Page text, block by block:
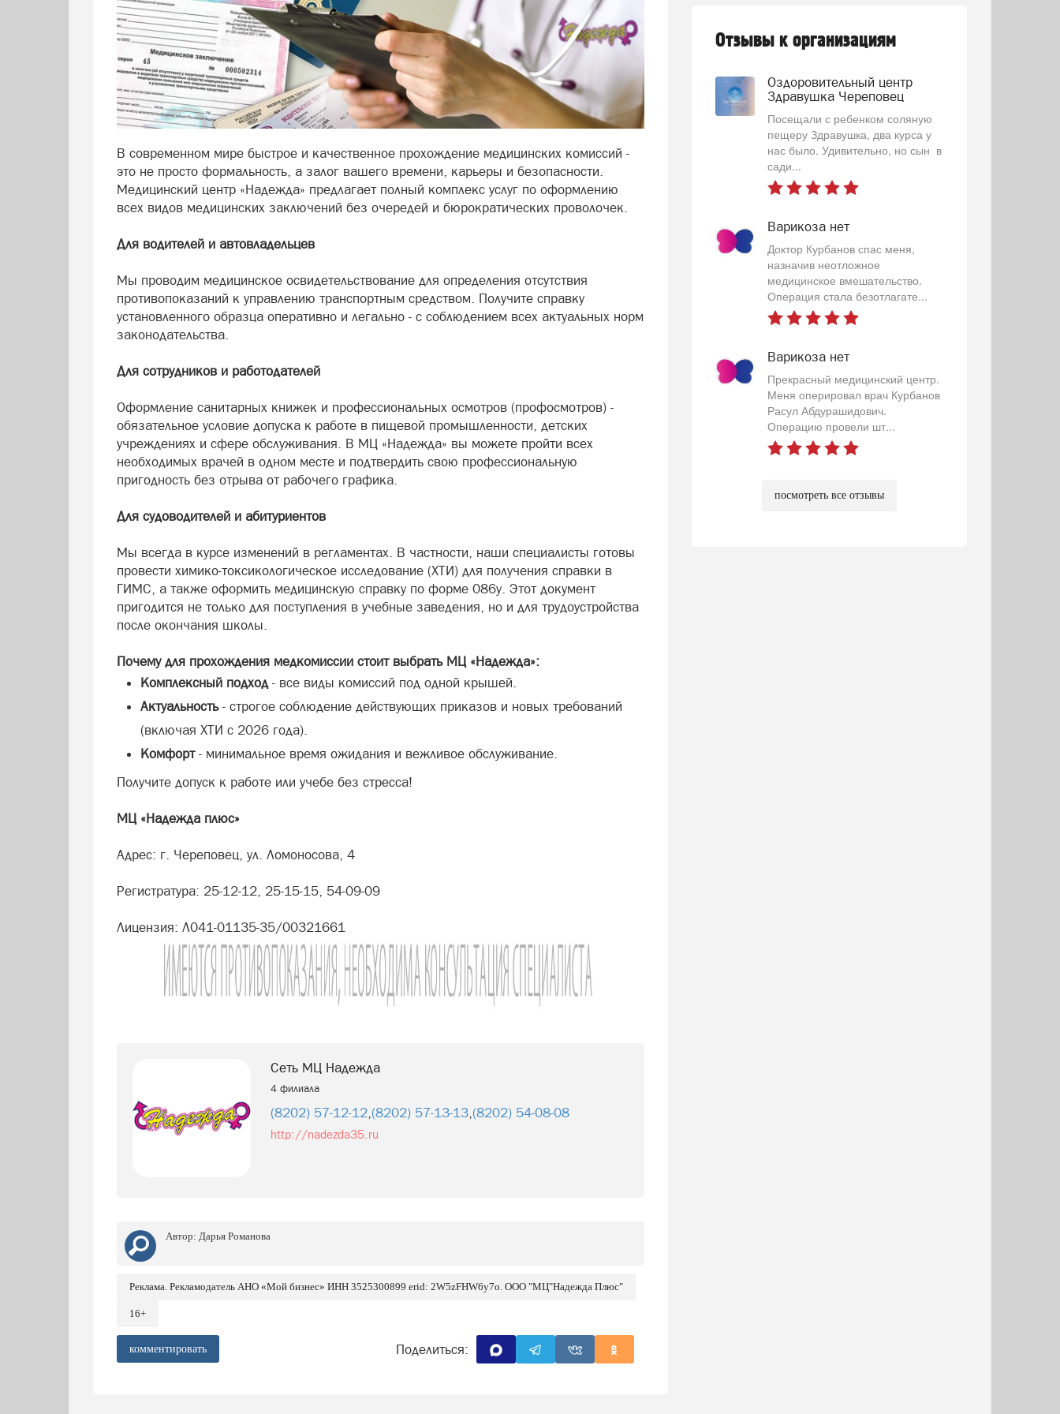
В современном мире быстрое и качественное прохождение медицинских комиссий -
это не просто формальность, а залог вашего времени, карьеры и безопасности.
Медицинский центр «Надежда» предлагает полный комплекс услуг по оформлению
всех видов медицинских заключений без очередей и бюрократических проволочек.
Для водителей и автовладельцев
Мы проводим медицинское освидетельствование для определения отсутствия
противопоказаний к управлению транспортным средством. Получите справку
установленного образца оперативно и легально - с соблюдением всех актуальных норм
законодательства.
Для сотрудников и работодателей
Оформление санитарных книжек и профессиональных осмотров (профосмотров) -
обязательное условие допуска к работе в пищевой промышленности, детских
учреждениях и сфере обслуживания. В МЦ «Надежда» вы можете пройти всех
необходимых врачей в одном месте и подтвердить свою профессиональную
пригодность без отрыва от рабочего графика.
Для судоводителей и абитуриентов
Мы всегда в курсе изменений в регламентах. В частности, наши специалисты готовы
провести химико-токсикологическое исследование (ХТИ) для получения справки в
ГИМС, а также оформить медицинскую справку по форме 086у. Этот документ
пригодится не только для поступления в учебные заведения, но и для трудоустройства
после окончания школы.
Почему для прохождения медкомиссии стоит выбрать МЦ «Надежда»:
Комплексный подход- все виды комиссий под одной крышей.
Актуальность - строгое соблюдение действующих приказов и новых требований
(включая ХТИ с 2026 года).
Комфорт- минимальное время ожидания и вежливое обслуживание.
Получите допуск к работе или учебе без стресса!
МЦ «Надежда плюс»
Адрес: г. Череповец, ул. Ломоносова, 4
Регистратура: 25-12-12, 25-15-15, 54-09-09
Лицензия: Л041-01135-35/00321661
Сеть МЦ Надежда
4 филиала
(8202) 57-12-12,(8202) 57-13-13,(8202) 54-08-08
http://nadezda35.ru
Автор: Дарья Романова
Реклама. Рекламодатель АНО «Мой бизнес» ИНН 3525300899 erid: 2W5zFHW6y7o. ООО "МЦ"Надежда Плюс"
16+
комментировать Поделиться:
Отзывы к организациям
Оздоровительный центр
Здравушка Череповец
Посещали с ребенком соляную
пещеру Здравушка, два курса у
нас было. Удивительно, но сын в
сади...
Варикоза нет
Доктор Курбанов спас меня,
назначив неотложное
медицинское вмешательство.
Операция стала безотлагате...
Варикоза нет
Прекрасный медицинский центр.
Меня оперировал врач Курбанов
Расул Абдурашидович.
Операцию провели шт...
посмотреть все отзывы